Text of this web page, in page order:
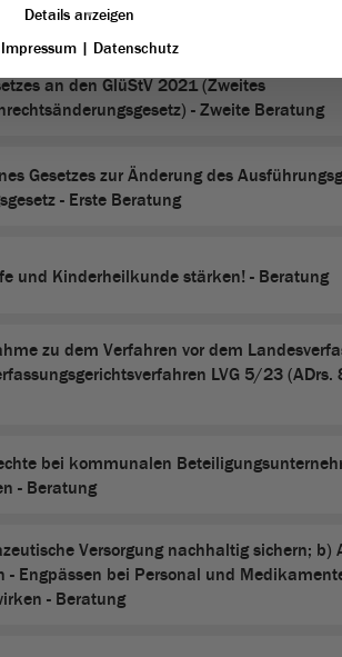
Zweiten Gesetzes zur Änderung des
des Rechts der Spielhallen im Land Sachsen-
Sachsen-Anhalt - SpielhG LSA) zur
an den GlüStV 2021 (Zweites
- Zweite Beratung
Gesetzes zur Änderung des
- Erste Beratung
und Kinderheilkunde stärken! - Beratung
zu dem Verfahren vor dem
LVG 5/23
bei kommunalen
- Beratung
Versorgung nachhaltig sichern; b)
- Engpässen bei Personal und
- Beratung
Details anzeigen
Impressum | Datenschutz